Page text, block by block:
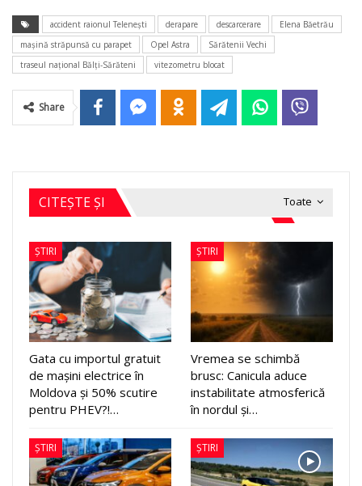
accident raionul Telenești derapare descarcerare
Elena Băetrău
maşină străpunsă cu parapet
Opel Astra
Sărătenii Vechi
traseul național Bălți-Sărăteni
vitezometru blocat
Share
Toate
CITEȘTE ȘI
ȘTIRI
Gata cu importul gratuit
de mașini electrice în
Moldova și 50% scutire
pentru PHEV?!…
ȘTIRI
Vremea se schimbă
brusc: Canicula aduce
instabilitate atmosferică
în nordul și…
ȘTIRI ȘTIRI